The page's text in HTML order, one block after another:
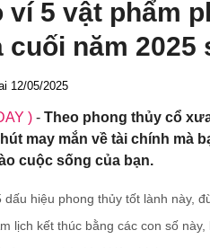
ví 5 vật phẩm
cuối năm
12/05/2025
) - Theo phong thủy cổ
may mắn về tài chính mà
cuộc sống của bạn.
dấu hiệu phong thủy tốt lành này,
lịch kết thúc bằng các con số